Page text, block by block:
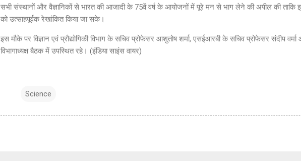
सभी संस्थानों और वैज्ञानिकों से भारत की आजादी के 75वें वर्ष के आयोजनों में पूरे मन से भाग लेने की अपील की ताकि इन
को उत्साहपूर्वक रेखांकित किया जा सके।
इस मौके पर विज्ञान एवं प्रौद्योगिकी विभाग के सचिव प्रोफेसर आशुतोष शर्मा, एसईआरबी के सचिव प्रोफेसर संदीप वर्मा
विभागाध्यक्ष बैठक में उपस्थित रहे। (इंडिया साइंस वायर)
Science